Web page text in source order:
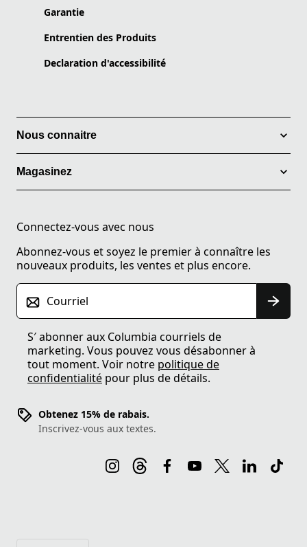
Garantie
Entrentien des Produits
Declaration d'accessibilité
Nous connaitre
Magasinez
Connectez-vous avec nous
Abonnez-vous et soyez le premier à connaître les
nouveaux produits, les ventes et plus encore.
Courriel
S′ abonner aux Columbia courriels de
marketing. Vous pouvez vous désabonner à
tout moment. Voir notre politique de
confidentialité pour plus de détails.
Obtenez 15% de rabais.
Inscrivez-vous aux textes.